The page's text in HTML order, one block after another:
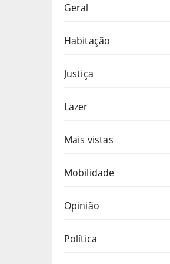
Geral
Habitação
Justiça
Lazer
Mais vistas
Mobilidade
Opinião
Política